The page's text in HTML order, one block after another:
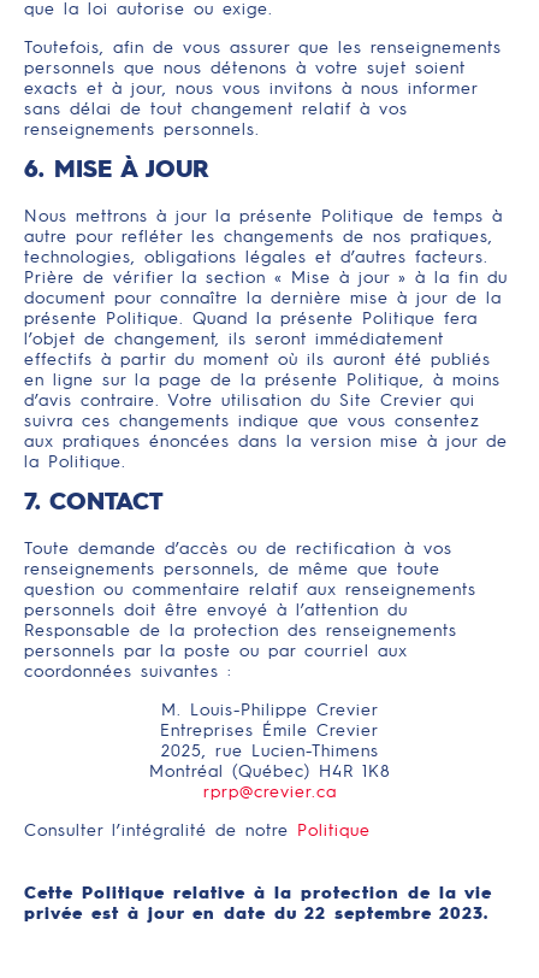
que la loi autorise ou exige.
Toutefois, afin de vous assurer que les renseignements
personnels que nous détenons à votre sujet soient
exacts et à jour, nous vous invitons à nous informer
sans délai de tout changement relatif à vos
renseignements personnels.
6. MISE À JOUR
Nous mettrons à jour la présente Politique de temps à
autre pour refléter les changements de nos pratiques,
technologies, obligations légales et d’autres facteurs.
Prière de vérifier la section « Mise à jour » à la fin du
document pour connaître la dernière mise à jour de la
présente Politique. Quand la présente Politique fera
l’objet de changement, ils seront immédiatement
effectifs à partir du moment où ils auront été publiés
en ligne sur la page de la présente Politique, à moins
d’avis contraire. Votre utilisation du Site Crevier qui
suivra ces changements indique que vous consentez
aux pratiques énoncées dans la version mise à jour de
la Politique.
7. CONTACT
Toute demande d’accès ou de rectification à vos
renseignements personnels, de même que toute
question ou commentaire relatif aux renseignements
personnels doit être envoyé à l’attention du
Responsable de la protection des renseignements
personnels par la poste ou par courriel aux
coordonnées suivantes :
M. Louis-Philippe Crevier
Entreprises Émile Crevier
2025, rue Lucien-Thimens
Montréal (Québec) H4R 1K8
rprp@crevier.ca
Consulter l’intégralité de notre Politique
Cette Politique relative à la protection de la vie
privée est à jour en date du 22 septembre 2023.